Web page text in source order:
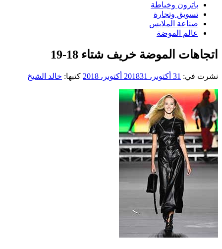
باترون وخياطة
تسويق وتجارة
صناعة الملابس
عالم الموضة
اتجاهات الموضة خريف شتاء 18-19
نشرت في: 31 أكتوبر، 2018 31 أكتوبر، 2018 كتبها: خالد الشيخ